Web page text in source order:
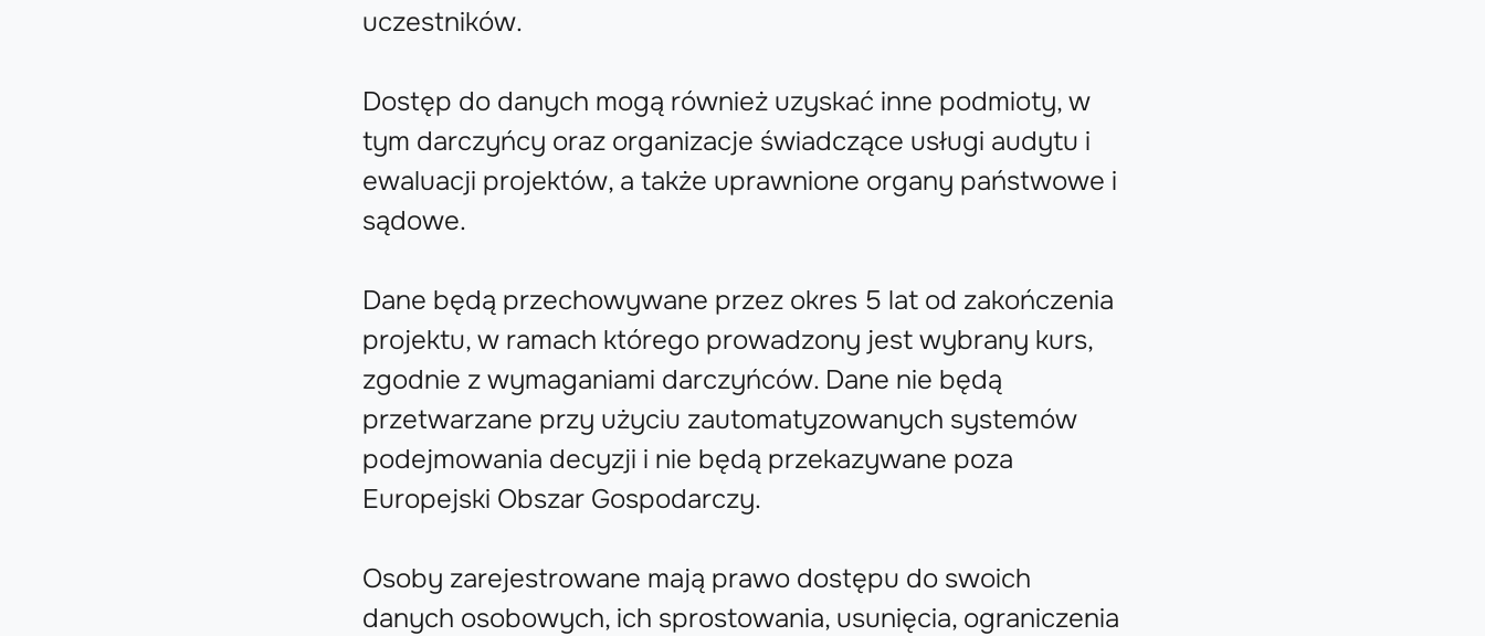
uczestników.
Dostęp do danych mogą również uzyskać inne podmioty, w
tym darczyńcy oraz organizacje świadczące usługi audytu i
ewaluacji projektów, a także uprawnione organy państwowe i
sądowe.
Dane będą przechowywane przez okres 5 lat od zakończenia
projektu, w ramach którego prowadzony jest wybrany kurs,
zgodnie z wymaganiami darczyńców. Dane nie będą
przetwarzane przy użyciu zautomatyzowanych systemów
podejmowania decyzji i nie będą przekazywane poza
Europejski Obszar Gospodarczy.
Osoby zarejestrowane mają prawo dostępu do swoich
danych osobowych, ich sprostowania, usunięcia, ograniczenia